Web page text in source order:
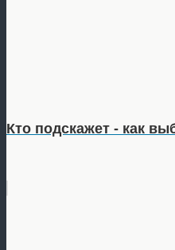
Кто подскажет - как